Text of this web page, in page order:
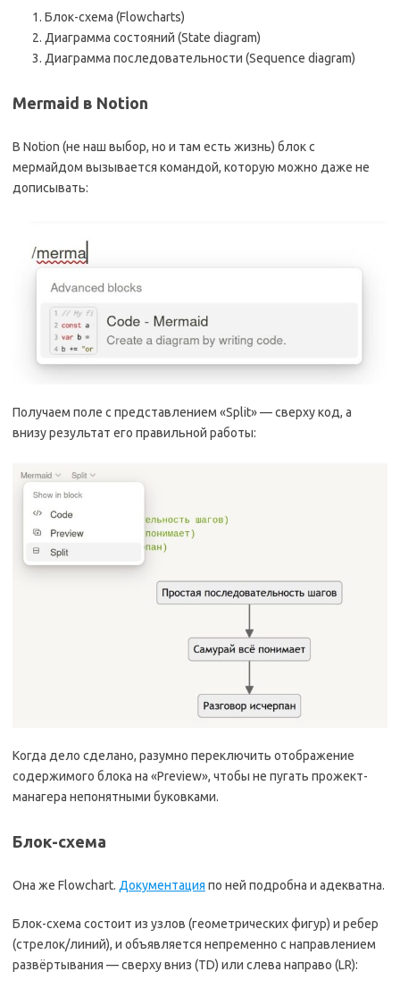
Блок-схема (Flowcharts)
Диаграмма состояний (State diagram)
Диаграмма последовательности (Sequence diagram)
Mermaid в Notion
В Notion (не наш выбор, но и там есть жизнь) блок с
мермайдом вызывается командой, которую можно даже не
дописывать:
Получаем поле с представлением «Split» — сверху код, а
внизу результат его правильной работы:
Когда дело сделано, разумно переключить отображение
содержимого блока на «Preview», чтобы не пугать прожект-
манагера непонятными буковками.
Блок-схема
Она же Flowchart. Документация по ней подробна и адекватна.
Блок-схема состоит из узлов (геометрических фигур) и ребер
(стрелок/линий), и объявляется непременно с направлением
развёртывания — сверху вниз (TD) или слева направо (LR):